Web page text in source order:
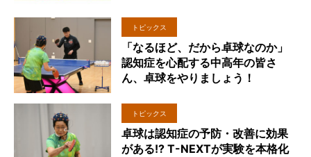
トピックス
「なるほど、だから卓球なのか」
認知症を心配する中高年の皆さ
ん、卓球をやりましょう！
トピックス
卓球は認知症の予防・改善に効果
がある!? T-NEXTが実験を本格化